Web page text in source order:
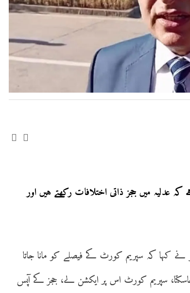
میں ججز ذاتی اختلافات رکھتے ہیں اور
نے کہا کہ سپریم کورٹ کے فیصلے کو مانا جاتا
سپریم کورٹ اس پر ایکشن لے، ججز کے آپس